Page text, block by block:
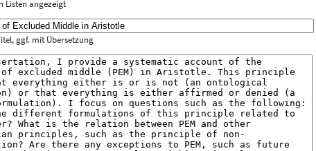
Listen angezeigt
ggf. mit Übersetzung